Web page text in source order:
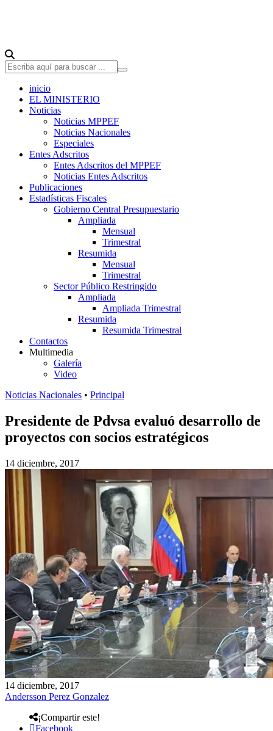
inicio
EL MINISTERIO
Noticias
Noticias MPPEF
Noticias Nacionales
Especiales
Entes Adscritos
Entes Adscritos del MPPEF
Noticias Entes Adscritos
Publicaciones
Estadísticas Fiscales
Gobierno Central Presupuestario
Ampliada
Mensual
Trimestral
Resumida
Mensual
Trimestral
Sector Público Restringido
Ampliada
Ampliada Trimestral
Resumida
Resumida Trimestral
Contactos
Multimedia
Galería
Video
Noticias Nacionales • Principal
Presidente de Pdvsa evaluó desarrollo de
proyectos con socios estratégicos
14 diciembre, 2017
14 diciembre, 2017
Andersson Perez Gonzalez
¡Compartir este!
Facebook